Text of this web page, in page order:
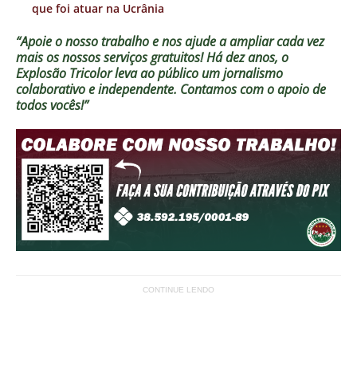
que foi atuar na Ucrânia
“Apoie o nosso trabalho e nos ajude a ampliar cada vez
mais os nossos serviços gratuitos!Há dez anos, o
Explosão Tricolor leva ao público um jornalismo
colaborativo e independente. Contamos com o apoio de
todos vocês!”
CONTINUE LENDO